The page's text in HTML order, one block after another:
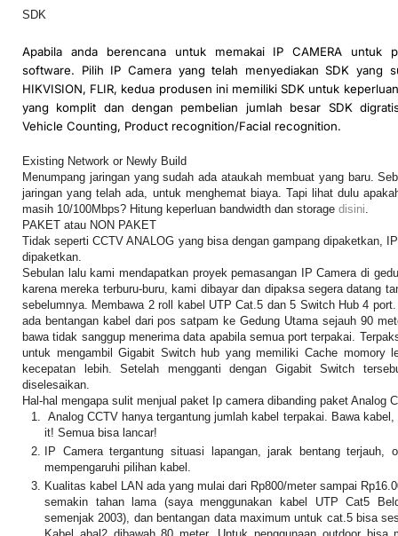
SDK
Apabila anda berencana untuk memakai IP CAMERA untuk
software. Pilih IP Camera yang telah menyediakan SDK yang
HIKVISION, FLIR, kedua produsen ini memiliki SDK untuk
yang komplit dan dengan pembelian jumlah besar SDK
Vehicle Counting, Product recognition/Facial recognition.
Existing Network or Newly Build
Menumpang jaringan yang sudah ada ataukah membuat yang baru.
jaringan yang telah ada, untuk menghemat biaya. Tapi lihat dulu
masih 10/100Mbps? Hitung keperluan bandwidth dan storage disini
PAKET atau NON PAKET
Tidak seperti CCTV ANALOG yang bisa dengan gampang dipaketkan,
dipaketkan.
Sebulan lalu kami mendapatkan proyek pemasangan IP Camera di
karena mereka terburu-buru, kami dibayar dan dipaksa segera datang
sebelumnya. Membawa 2 roll kabel UTP Cat.5 dan 5 Switch Hub 4
ada bentangan kabel dari pos satpam ke Gedung Utama sejauh 90
bawa tidak sanggup menerima data apabila semua port terpakai.
untuk mengambil Gigabit Switch hub yang memiliki Cache momory
kecepatan lebih. Setelah mengganti dengan Gigabit Switch
diselesaikan.
Hal-hal mengapa sulit menjual paket Ip camera dibanding paket Analog
Analog CCTV hanya tergantung jumlah kabel terpakai. Bawa
it! Semua bisa lancar!
IP Camera tergantung situasi lapangan, jarak bentang terjauh,
mempengaruhi pilihan kabel.
Kualitas kabel LAN ada yang mulai dari Rp800/meter sampai
semakin tahan lama (saya menggunakan kabel UTP Cat5
semenjak 2003), dan bentangan data maximum untuk cat.5 bisa